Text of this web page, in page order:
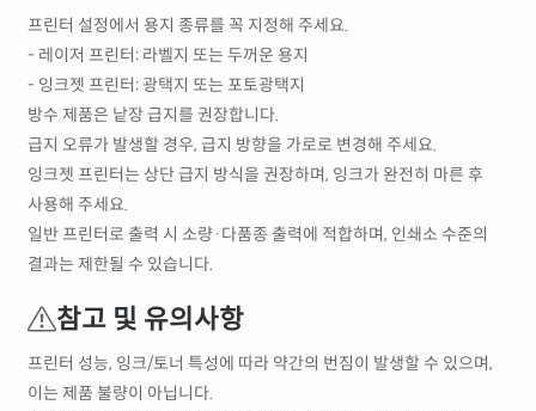
프린터 설정에서 용지 종류를 꼭 지정해 주세요.
- 레이저 프린터: 라벨지 또는 두꺼운 용지
- 잉크젯 프린터: 광택지 또는 포토광택지
방수 제품은 낱장 급지를 권장합니다.
급지 오류가 발생할 경우, 급지 방향을 가로로 변경해 주세요.
잉크젯 프린터는 상단 급지 방식을 권장하며, 잉크가 완전히 마른 후
사용해 주세요.
일반 프린터로 출력 시 소량·다품종 출력에 적합하며, 인쇄소 수준의
결과는 제한될 수 있습니다.
참고 및 유의사항
프린터 성능, 잉크/토너 특성에 따라 약간의 번짐이 발생할 수 있으며,
이는 제품 불량이 아닙니다.